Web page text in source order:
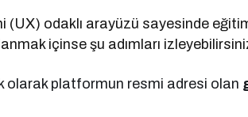
(UX) odaklı arayüzü sayesinde
içinse şu adımları
olarak platformun resmi adresi olan